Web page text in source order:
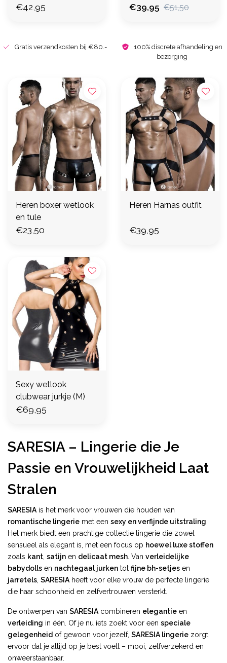
€42,95
SA18291 (S)
€39,95 €51,50
Gratis verzendkosten bij €80.-
100% discrete afhandeling en
bezorging
Heren boxer wetlook
en tule
€23,50
Heren Harnas outfit
€39,95
Sexy wetlook
clubwear jurkje (M)
€69,95
SARESIA – Lingerie die Je
Passie en Vrouwelijkheid Laat
Stralen
SARESIA is het merk voor vrouwen die houden van
romantische lingerie met een sexy en verfijnde uitstraling
Het merk biedt een prachtige collectie lingerie die zowel
sensueel als elegant is, met een focus op hoewel luxe stoffen
zoals kant satijn en delicaat mesh . Van verleidelijke
babydolls en nachtegaal jurken tot fijne bh-setjes en
jarretels SARESIA heeft voor elke vrouw de perfecte lingerie
die haar schoonheid en zelfvertrouwen versterkt.
De ontwerpen van SARESIA combineren elegantie en
verleiding in één. Of je nu iets zoekt voor een speciale
gelegenheid of gewoon voor jezelf, SARESIA lingerie zorgt
ervoor dat je altijd op je best voelt – mooi, zelfverzekerd en
onweerstaanbaar.